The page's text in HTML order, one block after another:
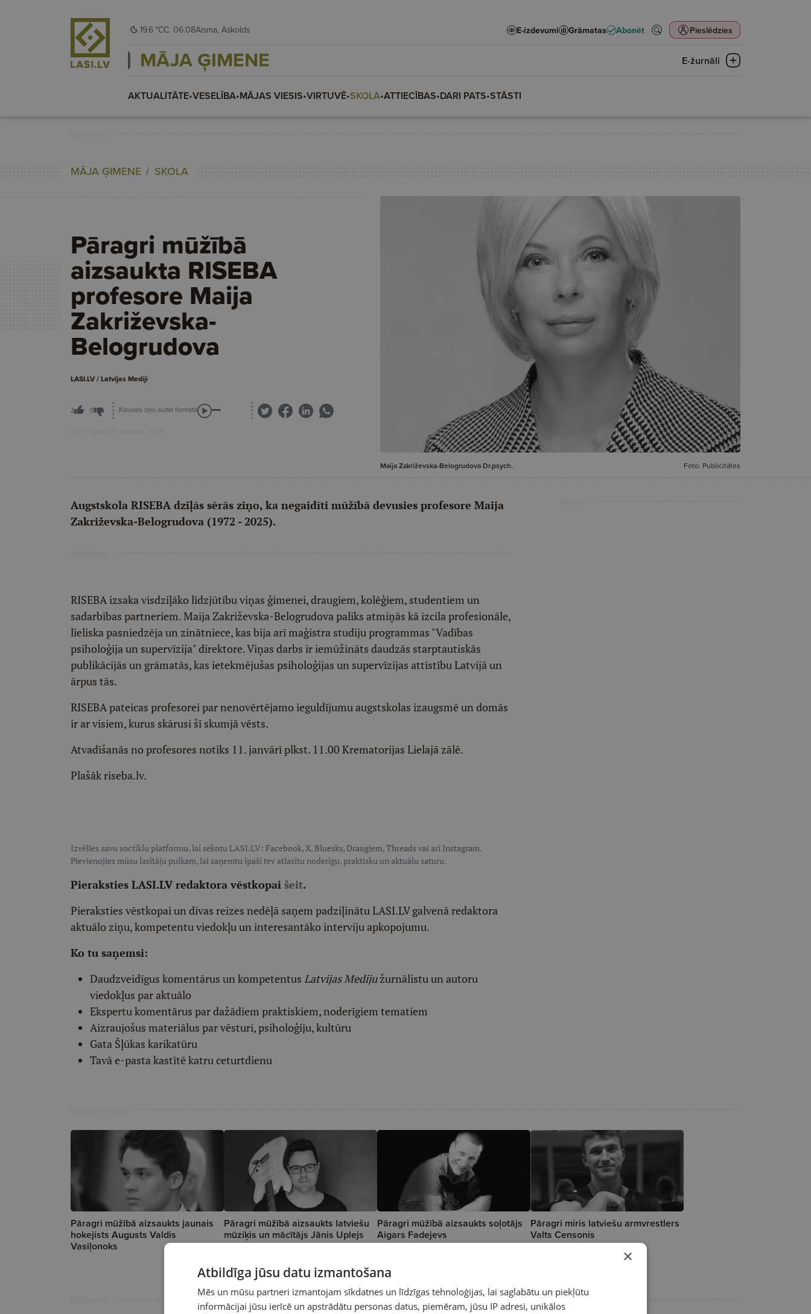
19.6 °CC. 06.08 Aisma, Askolds E-izdevumi Grāmatas Abonēt Pieslēdzies
MĀJA ĢIMENE E-žurnāli
AKTUALITĀTE•VESELĪBA•MĀJAS VIESIS•VIRTUVĒ•SKOLA•ATTIECĪBAS•DARI PATS•STĀSTI
MĀJA ĢIMENE SKOLA
Pāragri mūžībā
aizsaukta RISEBA
profesore Maija
Zakriževska-
Belogrudova
LASI.LV / Latvijas Mediji
2 0 Klausies ziņu audio formātā
2025. gada 03. janvāris, 11:39
Maija Zakriževska-Belogrudova Dr.psych. Foto: Publicitātes
Augstskola RISEBA dziļās sērās ziņo, ka negaidīti mūžībā devusies profesore Maija
Zakriževska-Belogrudova (1972 - 2025).
RISEBA izsaka visdziļāko līdzjūtību viņas ģimenei, draugiem, kolēģiem, studentiem un
sadarbības partneriem. Maija Zakriževska-Belogrudova paliks atmiņās kā izcila profesionāle,
lieliska pasniedzēja un zinātniece, kas bija arī maģistra studiju programmas "Vadības
psiholoģija un supervīzija" direktore. Viņas darbs ir iemūžināts daudzās starptautiskās
publikācijās un grāmatās, kas ietekmējušas psiholoģijas un supervīzijas attīstību Latvijā un
ārpus tās.
RISEBA pateicas profesorei par nenovērtējamo ieguldījumu augstskolas izaugsmē un domās
ir ar visiem, kurus skārusi šī skumjā vēsts.
Atvadīšanās no profesores notiks 11. janvārī plkst. 11.00 Krematorijas Lielajā zālē.
Plašāk riseba.lv.
Izvēlies savu soctīklu platformu, lai sekotu LASI.LV: Facebook,X, Bluesky, Draugiem,Threads vai arī Instagram.
Pievienojies mūsu lasītāju pulkam, lai saņemtu īpaši tev atlasītu noderīgu, praktisku un aktuālu saturu.
Pieraksties LASI.LV redaktora vēstkopai šeit.
Pieraksties vēstkopai un divas reizes nedēļā saņem padziļinātu LASI.LV galvenā redaktora
aktuālo ziņu, kompetentu viedokļu un interesantāko interviju apkopojumu.
Ko tu saņemsi:
Daudzveidīgus komentārus un kompetentus Latvijas Medijužurnālistu un autoru
viedokļus par aktuālo
Ekspertu komentārus par dažādiem praktiskiem, noderīgiem tematiem
Aizraujošus materiālus par vēsturi, psiholoģiju, kultūru
Gata Šļūkas karikatūru
Tavā e-pasta kastītē katru ceturtdienu
Pāragri mūžībā aizsaukts jaunais
hokejists Augusts Valdis
Vasiļonoks
Pāragri mūžībā aizsaukts latviešu
mūziķis un mācītājs Jānis Uplejs
Pāragri mūžībā aizsaukts soļotājs
Aigars Fadejevs
Pāragri miris latviešu armvrestlers
Valts Censonis
×
Atbildīga jūsu datu izmantošana
Mēs un mūsu partneri izmantojam sīkdatnes un līdzīgas tehnoloģijas, lai saglabātu un piekļūtu
informācijai jūsu ierīcē un apstrādātu personas datus, piemēram, jūsu IP adresi, unikālos